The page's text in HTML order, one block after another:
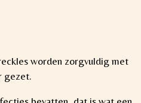
worden zorgvuldig met
gezet.